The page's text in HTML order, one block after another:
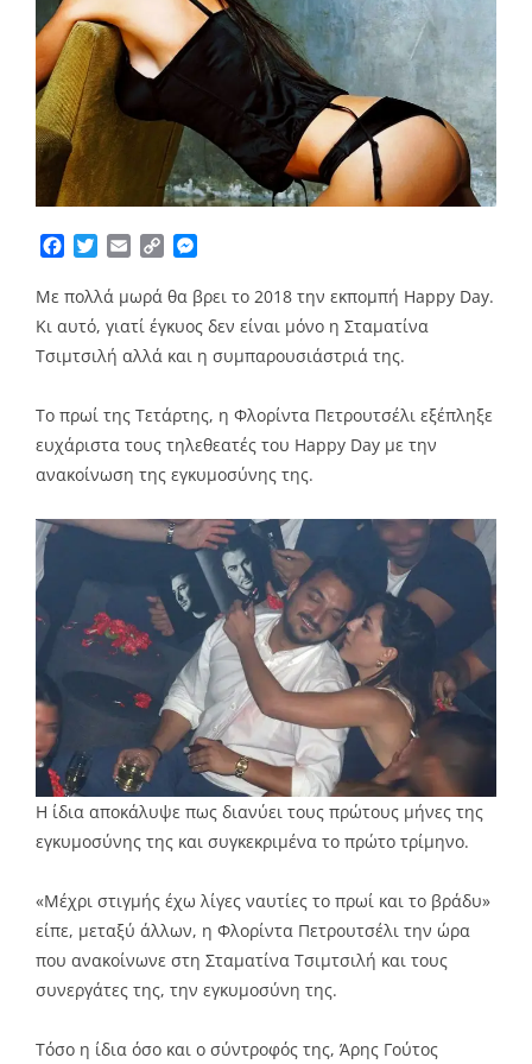
Facebook
TwitterEmailCopy
Με πολλά μωρά θα βρει το 2018 την εκπομπή Happy Day.
Κι αυτό, γιατί έγκυος δεν είναι μόνο η Σταματίνα
Τσιμτσιλή αλλά και η συμπαρουσιάστριά της.
Το πρωί της Τετάρτης, η Φλορίντα Πετρουτσέλι εξέπληξε
ευχάριστα τους τηλεθεατές του Happy Day με την
ανακοίνωση της εγκυμοσύνης της.
Η ίδια αποκάλυψε πως διανύει τους πρώτους μήνες της
εγκυμοσύνης της και συγκεκριμένα το πρώτο τρίμηνο.
«Μέχρι στιγμής έχω λίγες ναυτίες το πρωί και το βράδυ»
είπε, μεταξύ άλλων, η Φλορίντα Πετρουτσέλι την ώρα
που ανακοίνωνε στη Σταματίνα Τσιμτσιλή και τους
συνεργάτες της, την εγκυμοσύνη της.
Τόσο η ίδια όσο και ο σύντροφός της, Άρης Γούτος